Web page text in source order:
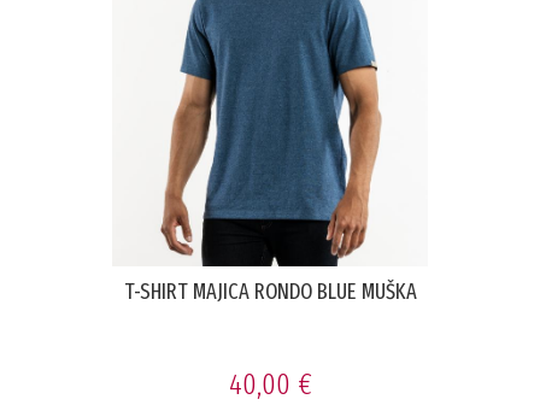
T-SHIRT MAJICA RONDO BLUE MUŠKA
40,00 €